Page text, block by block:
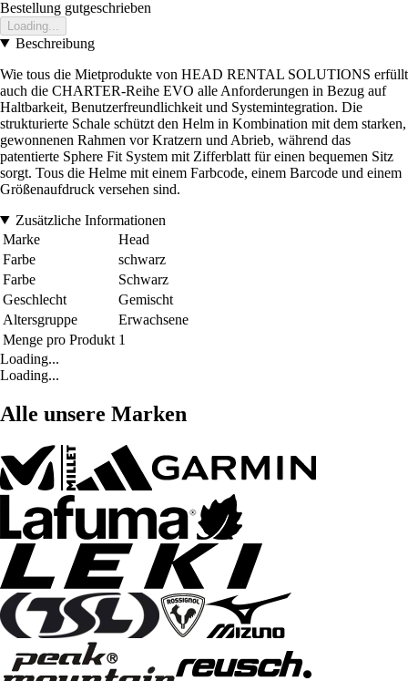
Bestellung gutgeschrieben
Loading...
Beschreibung
Wie tous die Mietprodukte von HEAD RENTAL SOLUTIONS erfüllt
auch die CHARTER-Reihe EVO alle Anforderungen in Bezug auf
Haltbarkeit, Benutzerfreundlichkeit und Systemintegration. Die
strukturierte Schale schützt den Helm in Kombination mit dem starken,
gewonnenen Rahmen vor Kratzern und Abrieb, während das
patentierte Sphere Fit System mit Zifferblatt für einen bequemen Sitz
sorgt. Tous die Helme mit einem Farbcode, einem Barcode und einem
Größenaufdruck versehen sind.
Zusätzliche Informationen
Marke
Head
Farbe
schwarz
Farbe
Schwarz
Geschlecht
Gemischt
Altersgruppe
Erwachsene
Menge pro Produkt 1
Loading...
Loading...
Alle unsere Marken